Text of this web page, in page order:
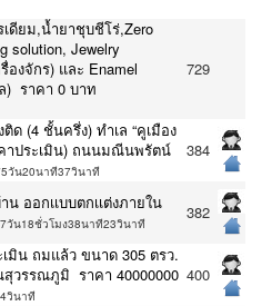
เดียม,น้ำยาชุบชีโร่,Zero
solution, Jewelry
องจักร) และ Enamel
) ราคา 0 บาท
729
(4 ชั้นครึ่ง) ทำเล “คูเมือง
คาประเมิน) ถนนมณีนพรัตน์
วัน20นาที37วินาที
384
ออกเเบบตกเเต่งภายใน
วัน18ชั่วโมง38นาที23วินาที
382
มิน ถมแล้ว ขนาด 305 ตรว.
วรรณภูมิ ราคา 40000000
วินาที
400